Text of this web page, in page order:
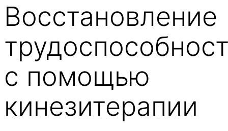
Восстановление
с помощью
кинезитерапии